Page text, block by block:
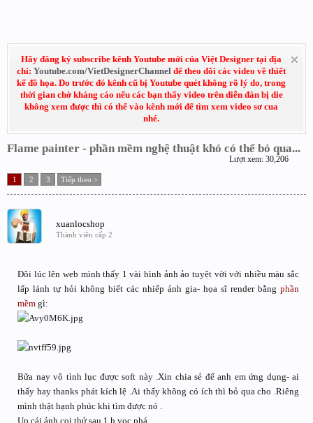
Hãy đăng ký subscribe kênh Youtube mới của Việt Designer tại địa
chỉ: Youtube.com/VietDesignerChannel để theo dõi các video về thiết
kế đồ họa. Do trước đó kênh cũ bị Youtube quét không rõ lý do, trong
thời gian chờ kháng cáo nếu các bạn thấy video trên diễn đàn bị die
không xem được thì có thể vào kênh mới để tìm xem video sơ cua
nhé.
Flame painter - phần mềm nghệ thuật khó có thể bỏ qua...
Lượt xem: 30,206
1 2 3 Tiếp theo >
xuanlocshop
Thành viên cấp 2
Đôi lúc lên web mình thấy 1 vài hình ảnh ảo tuyệt vời với nhiều màu sắc
lấp lánh tự hỏi không biết các nhiếp ảnh gia- họa sĩ render bằng phần
mềm gì:
Bữa nay vô tình lục được soft này .Xin chia sẻ để anh em ứng dụng- ai
thấy hay thanks phát kích lệ .Ai thấy không có ích thì bỏ qua cho .Riêng
mình thật hạnh phúc khi tìm được nó .
Up cái ảnh coi thử sau 1 h vọc phá